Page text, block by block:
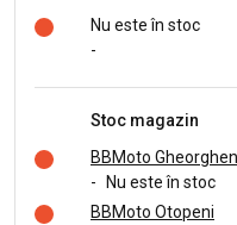
Nu este în stoc
-
Stoc magazin
BBMoto
-
Nu este în stoc
BBMoto Otopeni